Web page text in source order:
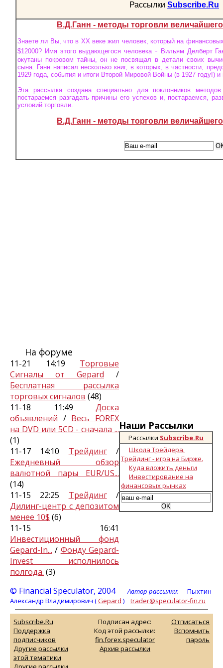
Рассылки Subscribe.Ru
В.Д.Ганн - методы торговли
Знаете ли Вы, что в XX веке жил человек, который на
$12000? Имя этого выдающегося человека - Вильям Делберт
окутаны покровом тайны, он не посвящал в детали своих
сына. Ганн написал несколько книг, в которых, в частности,
1929 года, события и итоги Второй Мировой Войны (в 1927 году!) и
Эта рассылка создана специально для поклонников
постараемся разгадать причины его успехов и, постараемся,
условий торговли.
В.Д.Ганн - методы торговли
На форуме
11-21 14:19 Торговые
Сигналы от Gepard /
Бесплатная рассылка
торговых сигналов (48)
11-18 11:49 Доска
объявлений / Весь FOREX
на DVD или 5CD - сначала ...
(1)
11-17 14:10 Трейдинг/
Ежедневный обзор
валютной пары EUR/US...
(14)
11-15 22:25 Трейдинг/
Дилинг-центр с депозитом
менее 10$ (6)
11-15 16:41
Инвестиционный фонд
Gepard-In... / Фонду Gepard-
Invest исполнилось
полгода. (3)
Наши Рассылки
Рассылки Subscribe.Ru
Школа Трейдера.
Трейдинг - игра на Бирже.
Куда вложить деньги
Инвестирование на
финансовых рынках
© Financial Speculator, 2004 Автор рассылки: Пыхтин
Александр Владимирович (Gepard ) trader@speculator-fin.ru
Subscribe.Ru
Поддержка
подписчиков
Другие рассылки
этой тематики
Подписан адрес:
Код этой рассылки:
fin.forex.speculator
Архив рассылки
Отписаться
Вспомнить
пароль